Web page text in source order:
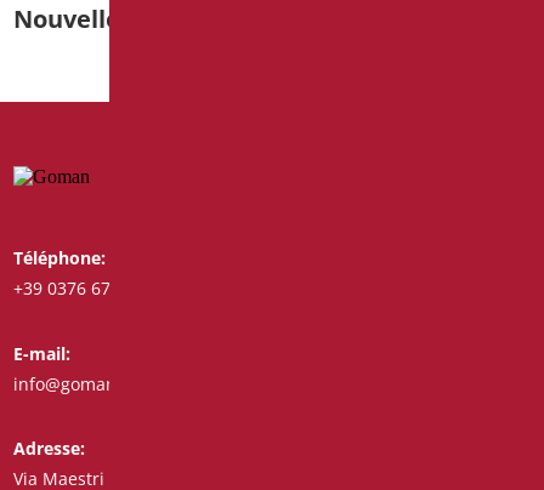
Nouvelles
Téléphone:
+39 0376 671780
E-mail:
info@goman.it
Adresse:
Via Maestri del